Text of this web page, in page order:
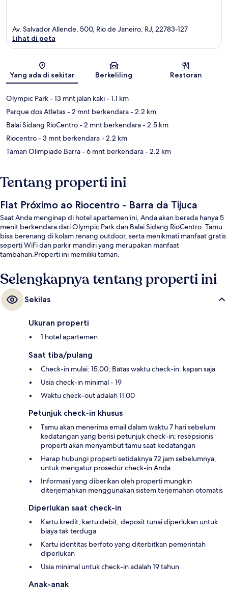
Peta
Av. Salvador Allende, 500, Rio de Janeiro, RJ, 22783-127
Lihat di peta
Yang ada di sekitar Berkeliling Restoran
Olympic Park- 13 mnt jalan kaki- 1.1 km
Parque dos Atletas- 2 mnt berkendara- 2.2 km
Balai Sidang RioCentro- 2 mnt berkendara- 2.5 km
Riocentro- 3 mnt berkendara- 2.2 km
Taman Olimpiade Barra- 6 mnt berkendara- 2.2 km
Tentang properti ini
Flat Próximo ao Riocentro - Barra da Tijuca
Saat Anda menginap di hotel apartemen ini, Anda akan berada hanya 5
menit berkendara dari Olympic Park dan Balai Sidang RioCentro. Tamu
bisa berenang di kolam renang outdoor, serta menikmati manfaat gratis
seperti WiFi dan parkir mandiri yang merupakan manfaat
tambahan.Properti ini memiliki taman.
Selengkapnya tentang properti ini
Sekilas
Ukuran properti
1 hotel apartemen
Saat tiba/pulang
Check-in mulai: 15.00; Batas waktu check-in: kapan saja
Usia check-in minimal - 19
Waktu check-out adalah 11.00
Petunjuk check-in khusus
Tamu akan menerima email dalam waktu 7 hari sebelum
kedatangan yang berisi petunjuk check-in; resepsionis
properti akan menyambut tamu saat kedatangan
Harap hubungi properti setidaknya 72 jam sebelumnya,
untuk mengatur prosedur check-in Anda
Informasi yang diberikan oleh properti mungkin
diterjemahkan menggunakan sistem terjemahan otomatis
Diperlukan saat check-in
Kartu kredit, kartu debit, deposit tunai diperlukan untuk
biaya tak terduga
Kartu identitas berfoto yang diterbitkan pemerintah
diperlukan
Usia minimal untuk check-in adalah 19 tahun
Anak-anak